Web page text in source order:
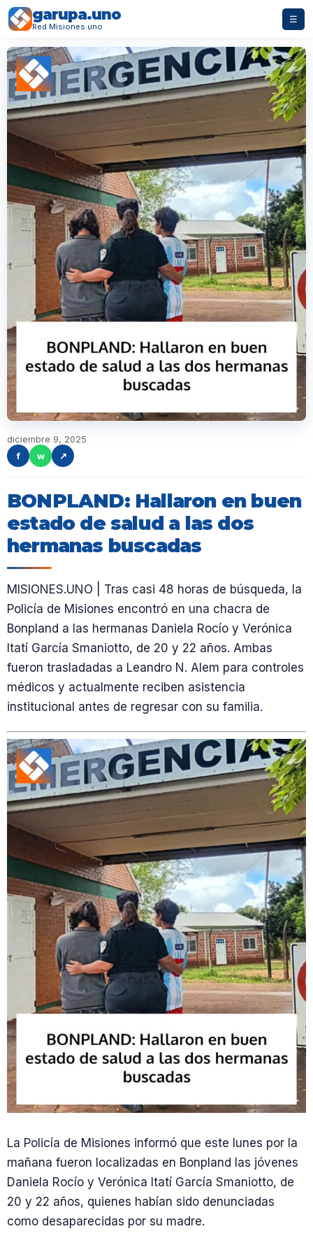
garupa.uno
Red Misiones.uno
☰
diciembre 9, 2025
f
w ↗
BONPLAND: Hallaron en buen
estado de salud a las dos
hermanas buscadas
MISIONES.UNO | Tras casi 48 horas de búsqueda, la
Policía de Misiones encontró en una chacra de
Bonpland a las hermanas Daniela Rocío y Verónica
Itatí García Smaniotto, de 20 y 22 años. Ambas
fueron trasladadas a Leandro N. Alem para controles
médicos y actualmente reciben asistencia
institucional antes de regresar con su familia.
La Policía de Misiones informó que este lunes por la
mañana fueron localizadas en Bonpland las jóvenes
Daniela Rocío y Verónica Itatí García Smaniotto, de
20 y 22 años, quienes habían sido denunciadas
como desaparecidas por su madre.